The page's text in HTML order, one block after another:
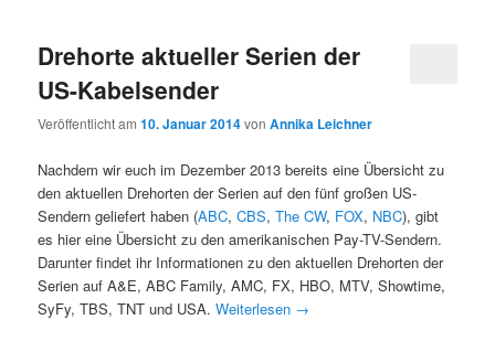
Drehorte aktueller Serien der
US-Kabelsender
Veröffentlicht am10. Januar 2014vonAnnika Leichner
Nachdem wir euch im Dezember 2013 bereits eine Übersicht zu
den aktuellen Drehorten der Serien auf den fünf großen US-
Sendern geliefert haben (ABC,CBS,The CW, FOX, NBC), gibt
es hier eine Übersicht zu den amerikanischen Pay-TV-Sendern.
Darunter findet ihr Informationen zu den aktuellen Drehorten der
Serien auf A&E, ABC Family, AMC, FX, HBO, MTV, Showtime,
SyFy, TBS, TNT und USA.Weiterlesen →